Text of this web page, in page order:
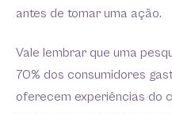
antes de tomar uma ação.
Vale lembrar que uma
70% dos consumidores
oferecem experiências do